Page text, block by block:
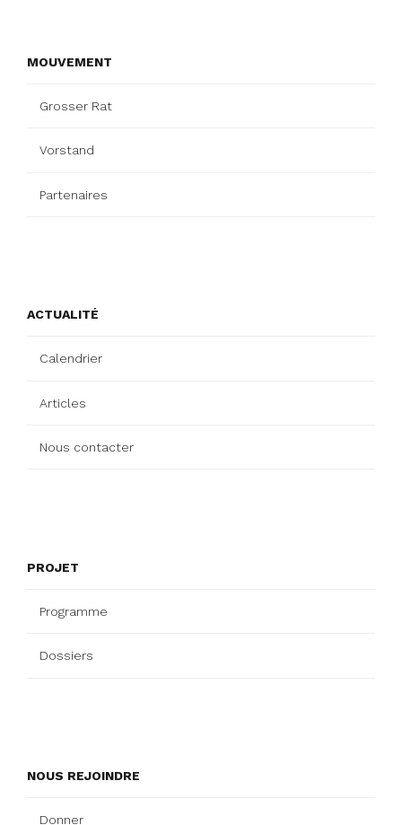
MOUVEMENT
Grosser Rat
Vorstand
Partenaires
ACTUALITÉ
Calendrier
Articles
Nous contacter
PROJET
Programme
Dossiers
NOUS REJOINDRE
Donner